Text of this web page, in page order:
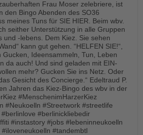
Frau Moser zelebriere, ist
den Bingo Abenden des SO36
meines Tuns für SIE HIER. Beim wbv.
seither Unterstützung in alle Gruppen
und -lebens. Dem Kiez. Sie sehen
kann gut gehen. “HELFEN SIE!“,
Gucken, Ideensammeln, Tun, Leben
da auch! Und sind geladen mit EIN-
mehr? Gucken Sie ins Netz. Oder
Gesicht des Concierge.“ Edeltraud P.
Jahren das Kiez-Bingo des wbv in der
#MenschenimHarzerKiez
#Neukoelln #Streetwork #streetlife
#berlinickliebedir
#instastory #jobs #lebeninneukoelln
#tandembtl